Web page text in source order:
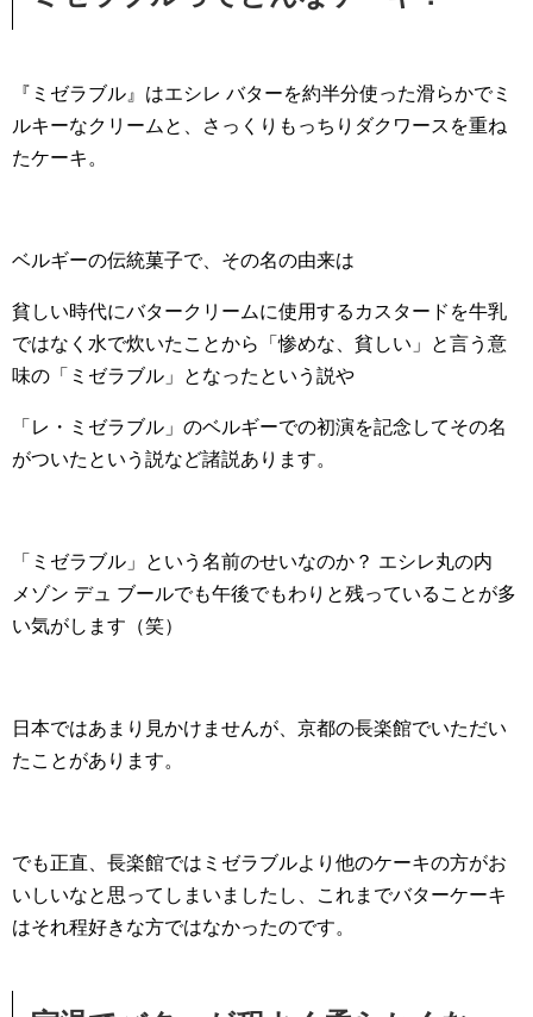
『ミゼラブル』はエシレ バターを約半分使った滑らかでミ
ルキーなクリームと、さっくりもっちりダクワースを重ね
たケーキ。
ベルギーの伝統菓子で、その名の由来は
貧しい時代にバタークリームに使用するカスタードを牛乳
ではなく水で炊いたことから「惨めな、貧しい」と言う意
味の「ミゼラブル」となったという説や
「レ・ミゼラブル」のベルギーでの初演を記念してその名
がついたという説など諸説あります。
「ミゼラブル」という名前のせいなのか？ エシレ丸の内
メゾン デュ ブールでも午後でもわりと残っていることが多
い気がします（笑）
日本ではあまり見かけませんが、京都の長楽館でいただい
たことがあります。
でも正直、長楽館ではミゼラブルより他のケーキの方がお
いしいなと思ってしまいましたし、これまでバターケーキ
はそれ程好きな方ではなかったのです。